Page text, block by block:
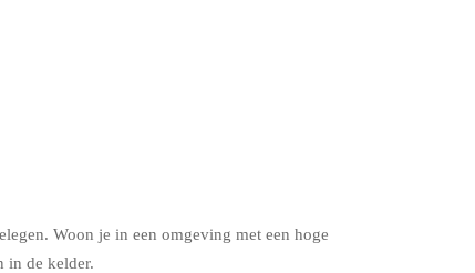
Woon je in een omgeving met een hoge
in de kelder.